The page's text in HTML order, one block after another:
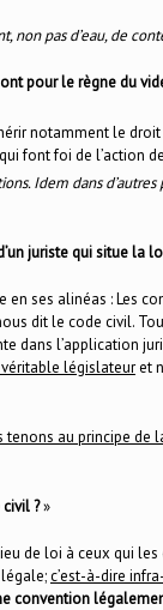
non pas d’eau, de
pour le règne du
notamment le
font foi de l’action
Idem dans d’autres
juriste qui situe la
en ses alinéas : Les
dit le code civil.
dans l’application
législateuret
tenons au principe de
?»
de loi à ceux qui
c’est-à-dire
convention